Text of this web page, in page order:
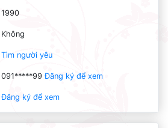
1990
Không
Tìm người yêu
091*****99Đăng ký để xem
Đăng ký để xem